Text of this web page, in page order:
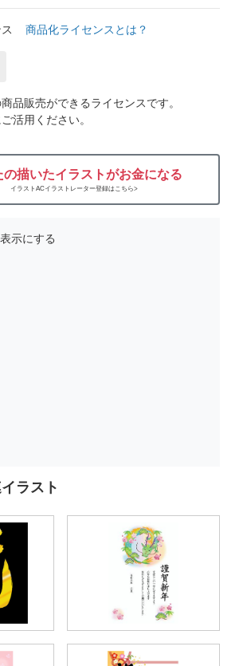
商品化ライセンスとは？
品販売ができるライセンスです。
活用ください。
の描いたイラストがお金になる
イラストACイラストレーター登録はこちら>
示にする
ラスト